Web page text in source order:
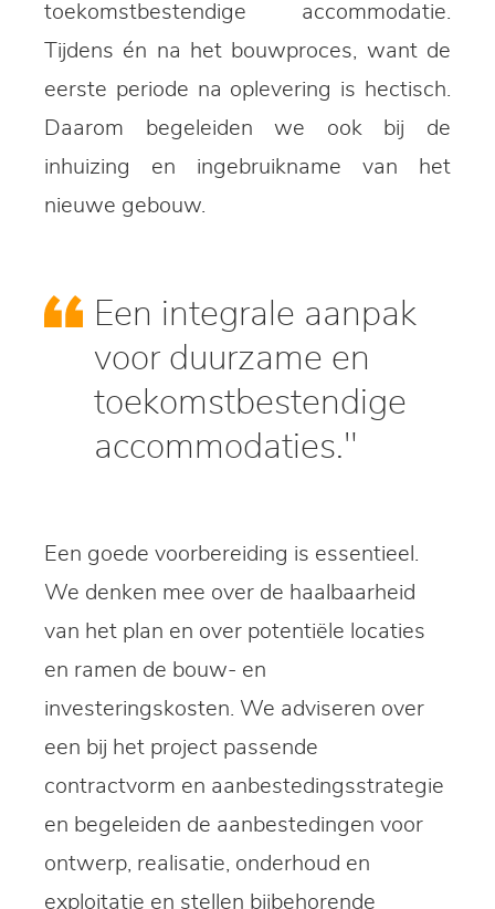
toekomstbestendige accommodatie.
Tijdens én na het bouwproces, want de
eerste periode na oplevering is hectisch.
Daarom begeleiden we ook bij de
inhuizing en ingebruikname van het
nieuwe gebouw.
Een integrale aanpak
voor duurzame en
toekomstbestendige
accommodaties."
Een goede voorbereiding is essentieel.
We denken mee over de haalbaarheid
van het plan en over potentiële locaties
en ramen de bouw- en
investeringskosten. We adviseren over
een bij het project passende
contractvorm en aanbestedingsstrategie
en begeleiden de aanbestedingen voor
ontwerp, realisatie, onderhoud en
exploitatie en stellen bijbehorende